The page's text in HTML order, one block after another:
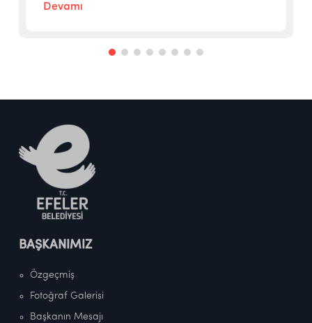
Devamı
BAŞKANIMIZ
Özgeçmiş
Fotoğraf Galerisi
Başkanın Mesajı